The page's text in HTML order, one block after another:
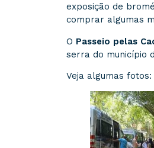
exposição de
comprar algumas
O Passeio pelas
serra do município
Veja algumas fotos: